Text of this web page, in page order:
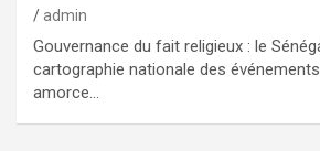
admin
Gouvernance du fait religieux : le
cartographie nationale des
amorce…